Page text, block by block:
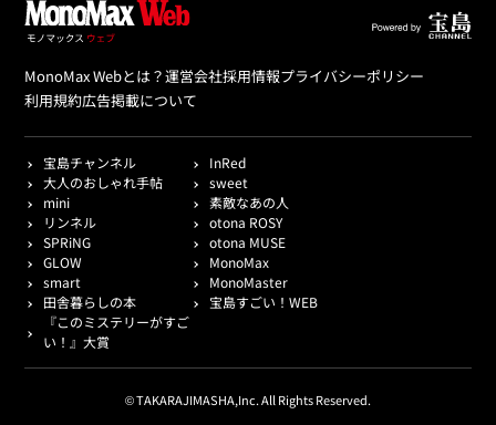
MonoMax Webとは？運営会社採用情報プライバシーポリシー
利用規約広告掲載について
宝島チャンネル
InRed
大人のおしゃれ手帖
sweet
mini
素敵なあの人
リンネル
otona ROSY
SPRiNG
otona MUSE
GLOW
MonoMax
smart
MonoMaster
田舎暮らしの本
宝島すごい！WEB
『このミステリーがすご
い！』大賞
© TAKARAJIMASHA,Inc. All Rights Reserved.